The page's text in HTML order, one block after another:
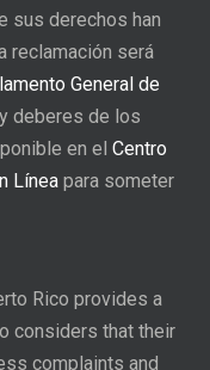
sus derechos han
reclamación será
General de
deberes de los
en el Centro
Línea para someter
Rico provides a
considers that their
complaints and